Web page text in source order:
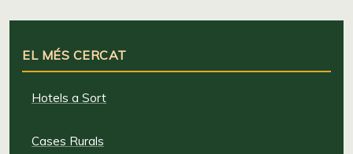
EL MÉS CERCAT
Hotels a Sort
Cases Rurals